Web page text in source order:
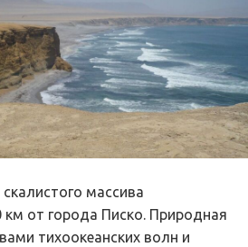
массива
км от города Писко. Природная
тихоокеанских волн и